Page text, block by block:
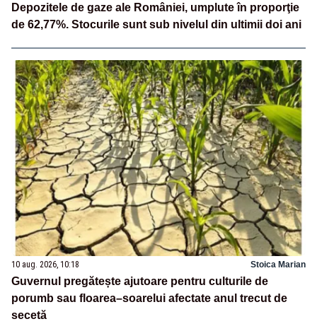
Depozitele de gaze ale României, umplute în proporţie
de 62,77%. Stocurile sunt sub nivelul din ultimii doi ani
10 aug. 2026, 10:18 Stoica Marian
Guvernul pregătește ajutoare pentru culturile de
porumb sau floarea–soarelui afectate anul trecut de
secetă